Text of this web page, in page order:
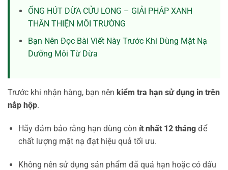
ỐNG HÚT DỪA CỬU LONG – GIẢI PHÁP XANH
THÂN THIỆN MÔI TRƯỜNG
Bạn Nên Đọc Bài Viết Này Trước Khi Dùng Mặt Nạ
Dưỡng Môi Từ Dừa
Trước khi nhận hàng, bạn nên kiểm tra hạn sử dụng in trên
nắp hộp.
Hãy đảm bảo rằng hạn dùng còn ít nhất 12 thángđể
chất lượng mặt nạ đạt hiệu quả tối ưu.
Không nên sử dụng sản phẩm đã quá hạn hoặc có dấu